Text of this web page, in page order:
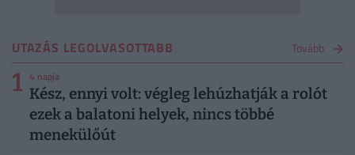
UTAZÁS LEGOLVASOTTABB Tovább
1 4 napja
Kész, ennyi volt: végleg lehúzhatják a rolót
ezek a balatoni helyek, nincs többé
menekülőút